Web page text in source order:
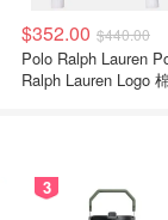
$352.00 $440.00
Polo Ralph Lauren
Ralph Lauren Logo
3